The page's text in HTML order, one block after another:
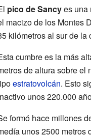
pico de Sancyes una
macizo de los Montes
kilómetros al sur de la
cumbre es la más
de altura sobre el
estratovolcán. Esto
unos 220.000
formó hace millones
unos 2500 metros